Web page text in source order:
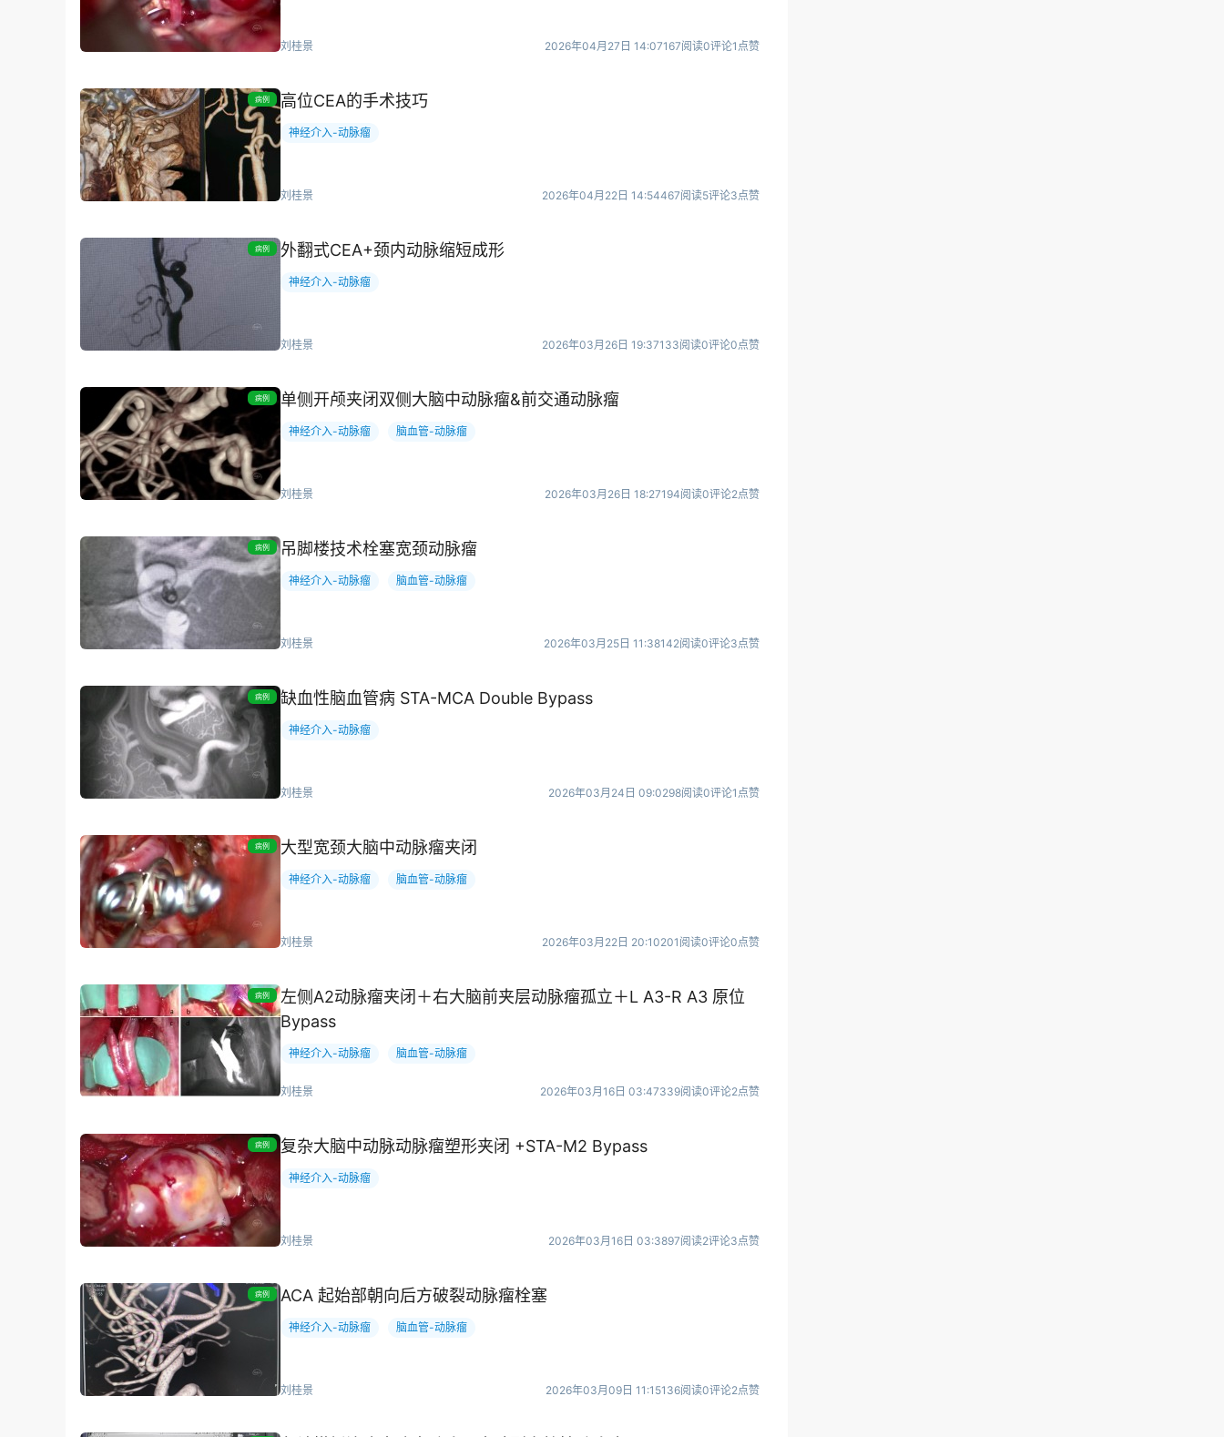
刘桂景 2026年04月27日 14:07167阅读0评论1点赞
病例 高位CEA的手术技巧
神经介入-动脉瘤
刘桂景 2026年04月22日 14:54467阅读5评论3点赞
病例 外翻式CEA+颈内动脉缩短成形
神经介入-动脉瘤
刘桂景 2026年03月26日 19:37133阅读0评论0点赞
病例 单侧开颅夹闭双侧大脑中动脉瘤&前交通动脉瘤
神经介入-动脉瘤 脑血管-动脉瘤
刘桂景 2026年03月26日 18:27194阅读0评论2点赞
病例 吊脚楼技术栓塞宽颈动脉瘤
神经介入-动脉瘤 脑血管-动脉瘤
刘桂景 2026年03月25日 11:38142阅读0评论3点赞
病例 缺血性脑血管病 STA-MCA Double Bypass
神经介入-动脉瘤
刘桂景 2026年03月24日 09:0298阅读0评论1点赞
病例 大型宽颈大脑中动脉瘤夹闭
神经介入-动脉瘤 脑血管-动脉瘤
刘桂景 2026年03月22日 20:10201阅读0评论0点赞
病例
左侧A2动脉瘤夹闭＋右大脑前夹层动脉瘤孤立＋L A3-R A3 原位
Bypass
神经介入-动脉瘤 脑血管-动脉瘤
刘桂景 2026年03月16日 03:47339阅读0评论2点赞
病例 复杂大脑中动脉动脉瘤塑形夹闭 +STA-M2 Bypass
神经介入-动脉瘤
刘桂景 2026年03月16日 03:3897阅读2评论3点赞
病例 ACA 起始部朝向后方破裂动脉瘤栓塞
神经介入-动脉瘤 脑血管-动脉瘤
刘桂景 2026年03月09日 11:15136阅读0评论2点赞